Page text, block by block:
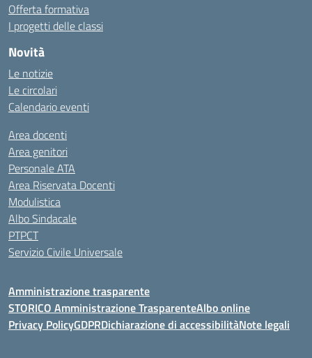
Offerta formativa
I progetti delle classi
Novità
Le notizie
Le circolari
Calendario eventi
Area docenti
Area genitori
Personale ATA
Area Riservata Docenti
Modulistica
Albo Sindacale
PTPCT
Servizio Civile Universale
Amministrazione trasparente
STORICO Amministrazione TrasparenteAlbo online
Privacy PolicyGDPRDichiarazione di accessibilitàNote legali